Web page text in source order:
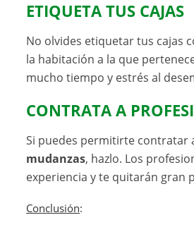
ETIQUETA TUS CAJAS
No olvides etiquetar tus cajas
la habitación a la que
mucho tiempo y estrés al
CONTRATA A
Si puedes permitirte contratar
mudanzas, hazlo. Los
experiencia y te quitarán gran
Conclusión: